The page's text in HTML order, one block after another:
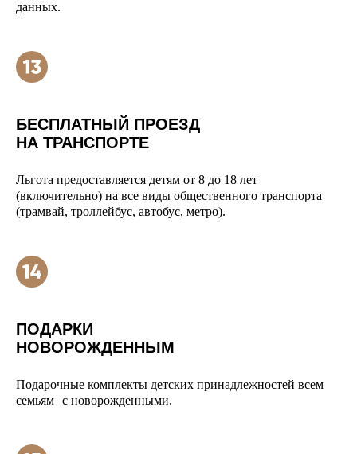
данных.
БЕСПЛАТНЫЙ ПРОЕЗД
НА ТРАНСПОРТЕ
Льгота предоставляется детям от 8 до 18 лет
(включительно) на все виды общественного транспорта
(трамвай, троллейбус, автобус, метро).
ПОДАРКИ
НОВОРОЖДЕННЫМ
Подарочные комплекты детских принадлежностей всем
семьям с новорожденными.